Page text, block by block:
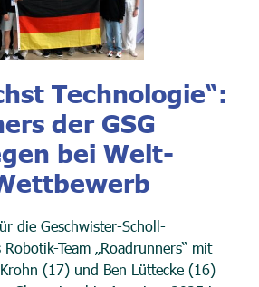
Technologie“:
der GSG
bei Welt-
die Geschwister-Scholl-
Team „Roadrunners“ mit
(17) und Ben Lüttecke (16)